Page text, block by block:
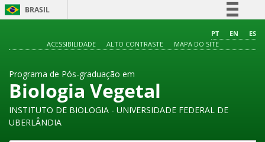
BRASIL
Comunica BR
Acesso à informação
PT EN
ES
ACESSIBILIDADE
ALTO CONTRASTE MAPA DO SITE
Programa de Pós-graduação em
Biologia Vegetal
INSTITUTO DE BIOLOGIA - UNIVERSIDADE FEDERAL DE
UBERLÂNDIA